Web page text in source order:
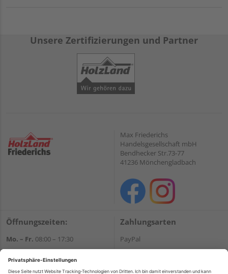
Unsere Zertifizierungen und Partner
Max Friederichs
Handelsgesellschaft mbH
Bendhecker Str.73-77
41236 Mönchengladbach
Öffnungszeiten:
Mo. – Fr. 08:00 – 17:30
Bitte beachten Sie:
Zahlungsarten
PayPal
Kreditkarte